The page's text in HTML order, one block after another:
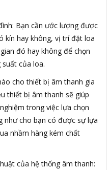
Bạn cần ước lượng được
kín hay không, vị trí đặt loa
đó hay không để chọn
của loa.
cho thiết bị âm thanh gia
thiết bị âm thanh sẽ giúp
trong việc lựa chọn
như cho bạn có được sự lựa
nhầm hàng kém chất
của hệ thống âm thanh: